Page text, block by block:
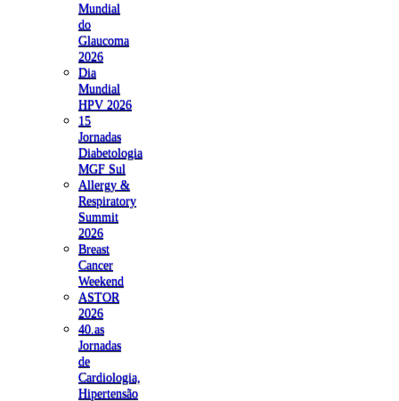
Mundial
do
Glaucoma
2026
Dia
Mundial
HPV 2026
15
Jornadas
Diabetologia
MGF Sul
Allergy &
Respiratory
Summit
2026
Breast
Cancer
Weekend
ASTOR
2026
40.as
Jornadas
de
Cardiologia,
Hipertensão